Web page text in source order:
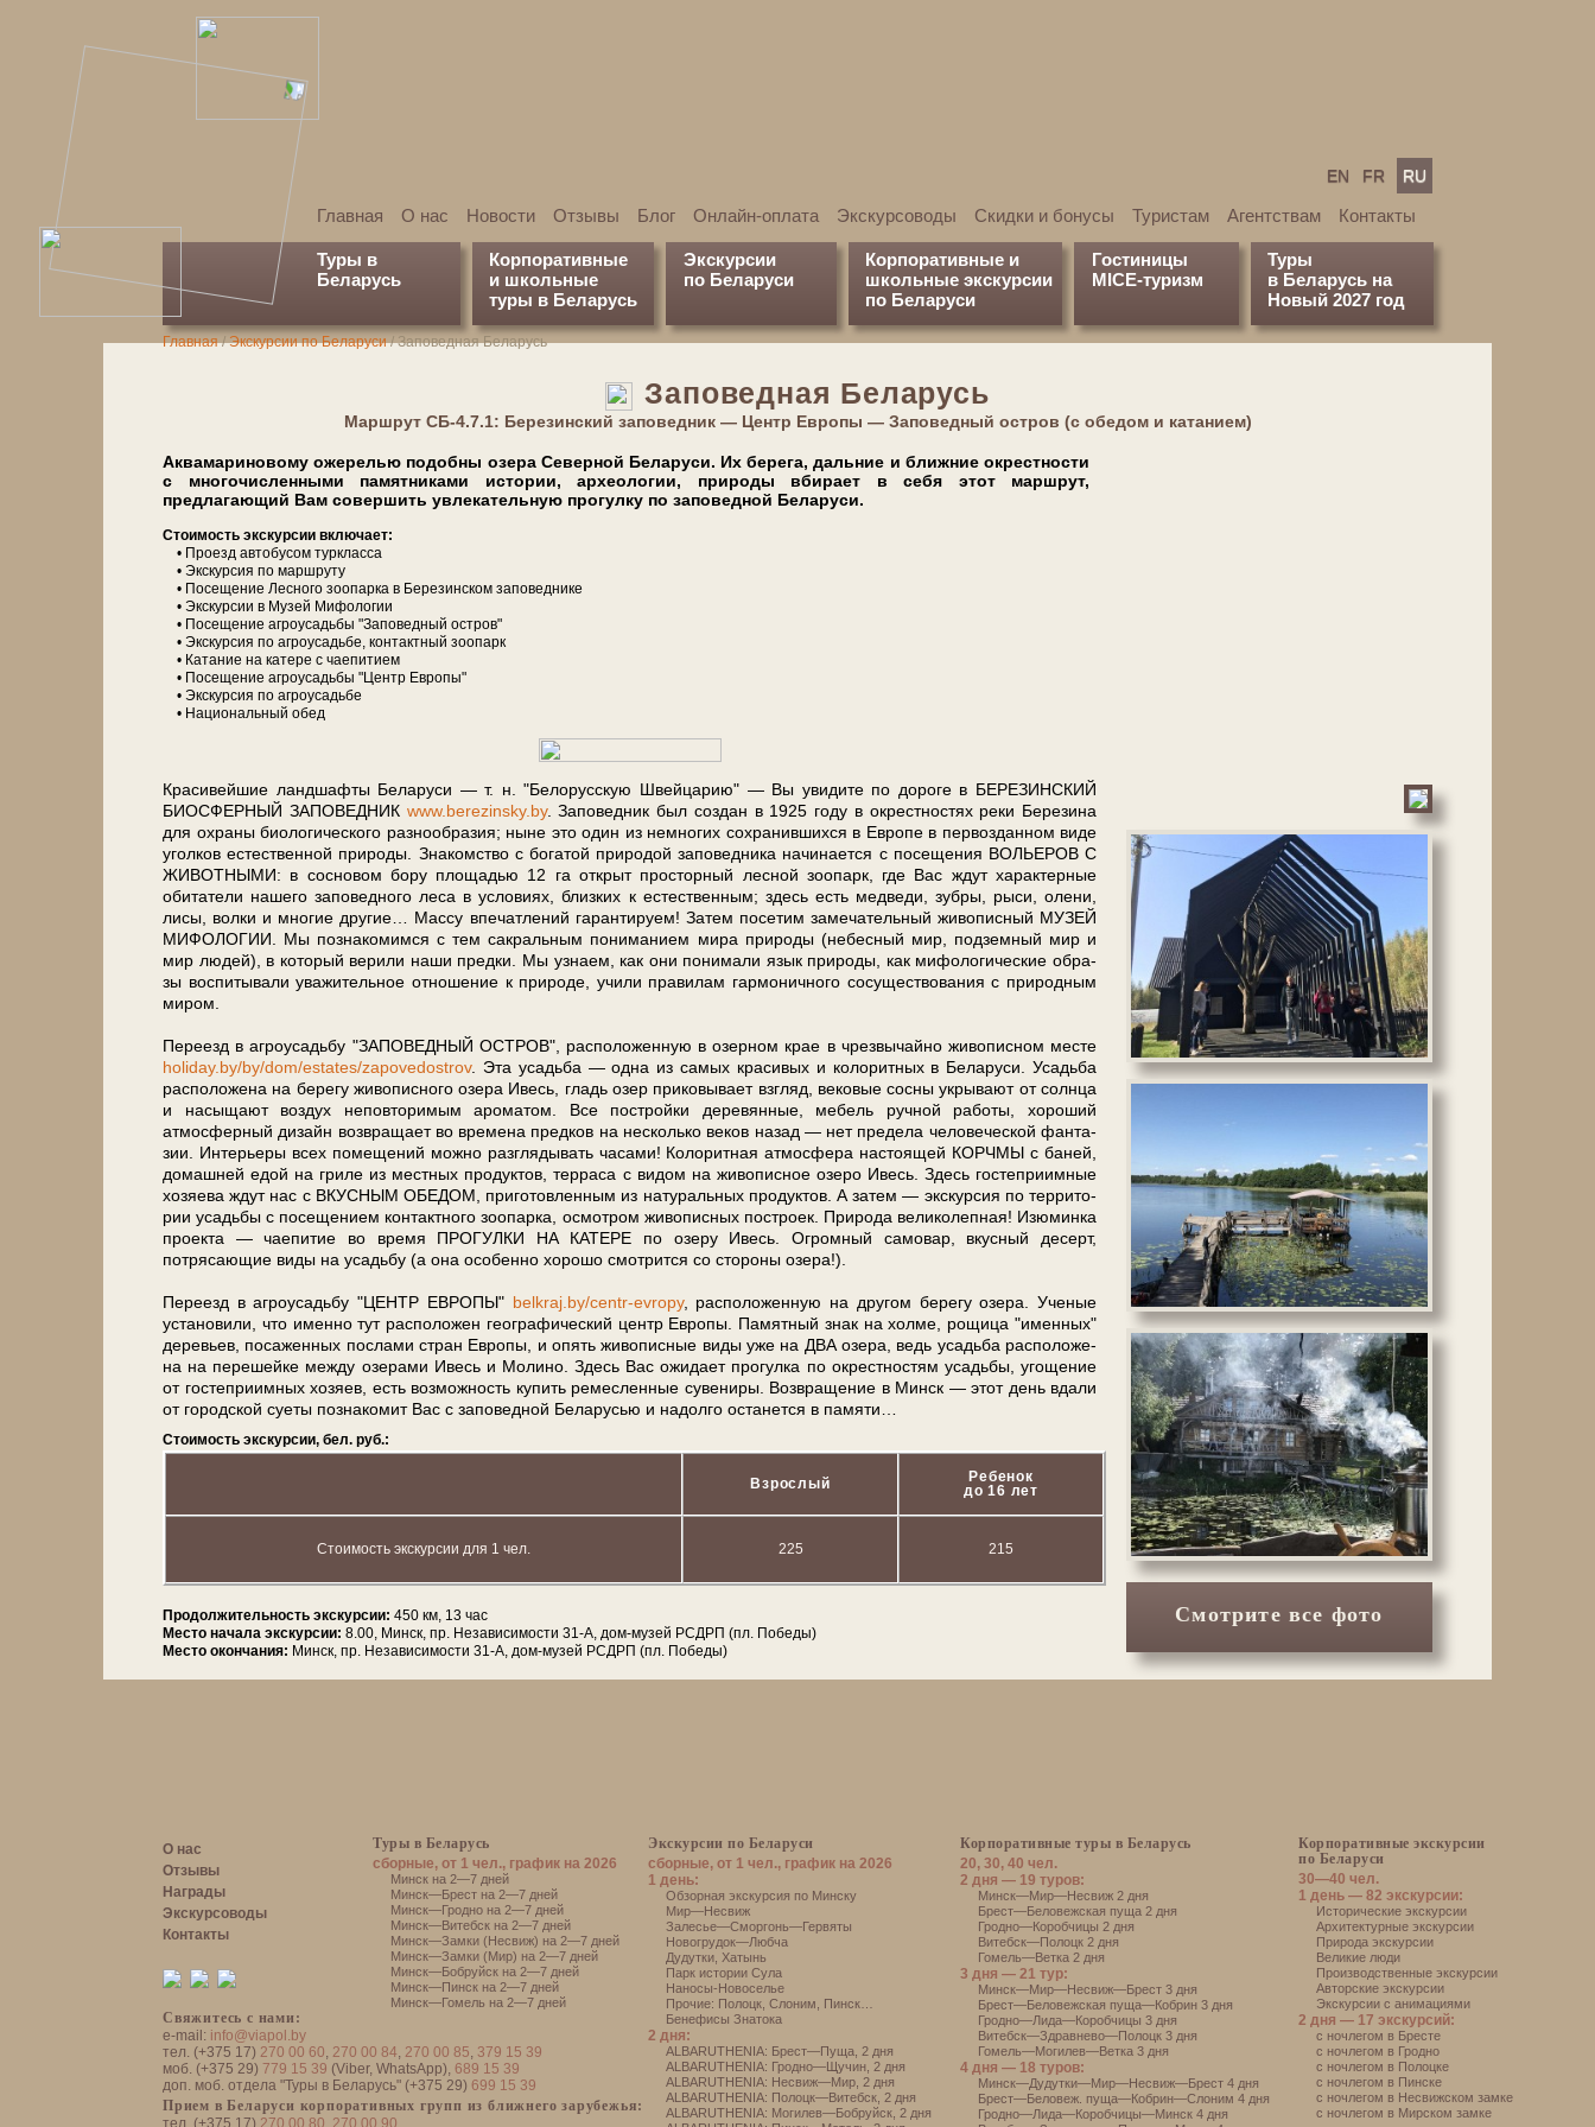
EN FR RU
Главная О нас Новости Отзывы Блог Онлайн-оплата Экскурсоводы Скидки и бонусы Туристам Агентствам Контакты
Туры в
Беларусь
Корпоративные
и школьные
туры в Беларусь
Экскурсии
по Беларуси
Корпоративные и
школьные экскурсии
по Беларуси
Гостиницы
MICE-туризм
Туры
в Беларусь на
Новый 2027 год
Главная/Экскурсии по Беларуси/Заповедная Беларусь
Заповедная Беларусь
Марш­рут СБ-4.7.1: Березинский заповедник — Центр Европы — Заповедный остров (с обедом и катанием)
Аквамариновому ожерелью по­доб­ны озе­ра Се­вер­ной Бе­ла­ру­си. Их бе­ре­га, дальние и ближние окрестности
с мно­го­чис­лен­ны­ми па­мят­ни­ка­ми ис­то­рии, ар­хео­ло­гии, при­ро­ды вбирает в се­бя этот маршрут,
предлагающий Вам со­вер­шить увлекательную прогулку по за­по­вед­ной Бе­ла­ру­си.
Сто­и­мость экс­кур­сии вклю­ча­ет:
• Проезд ав­то­бу­сом турк­лас­са
• Экс­кур­сия по марш­ру­ту
• По­се­ще­ние Лесного зоопарка в Бе­ре­зин­ском за­по­вед­ни­ке
• Экскурсии в Музей Мифологии
• По­се­ще­ние агроусадьбы "За­по­вед­ный ост­ров"
• Экс­кур­сия по аг­ро­усадь­бе, контактный зоопарк
• Ка­та­ние на катере с чаепитием
• По­се­ще­ние агроусадьбы "Центр Ев­ро­пы"
• Экс­кур­сия по аг­ро­усадь­бе
• На­ци­о­наль­ный обед
Красивейшие ланд­шаф­ты Бе­ла­ру­си — т. н. "Белорусскую Швей­ца­рию" — Вы уви­ди­те по до­ро­ге в БЕРЕЗИНСКИЙ
БИОСФЕРНЫЙ ЗАПОВЕДНИК www.berezinsky.by. Заповедник был со­здан в 1925 го­ду в окрест­но­стях ре­ки Бе­ре­зи­на
для охра­ны био­ло­ги­че­ско­го раз­но­об­ра­зия; ны­не это один из не­мно­гих со­хра­нив­ших­ся в Ев­ро­пе в пер­во­здан­ном ви­де
угол­ков есте­ствен­ной при­ро­ды. Зна­ком­ство с бо­га­той при­ро­дой за­по­вед­ни­ка на­чи­на­ет­ся с по­се­ще­ния ВОЛЬЕРОВ С
ЖИВОТНЫМИ: в сосновом бору пло­ща­дью 12 га от­крыт просторный лес­ной зоопарк, где Вас ждут ха­рак­тер­ные
обитатели на­ше­го за­по­вед­но­го ле­са в усло­ви­ях, близ­ких к естественным; здесь есть медведи, зуб­ры, рыси, оле­ни,
лисы, волки и мно­гие дру­гие… Массу впечатлений гарантируем! За­тем по­се­тим за­ме­ча­тель­ный жи­во­пис­ный МУЗЕЙ
МИФОЛОГИИ. Мы познакомимся с тем сакральным пониманием ми­ра при­ро­ды (небесный мир, подземный мир и
мир лю­дей), в ко­то­рый верили на­ши пред­ки. Мы узна­ем, как они понимали язык при­ро­ды, как ми­фо­ло­ги­че­ские об­ра­
зы воспитывали уважительное отношение к при­ро­де, учили правилам гар­мо­нич­но­го сосуществования с при­род­ным
ми­ром.
Пе­ре­езд в аг­ро­усадь­бу "ЗАПОВЕДНЫЙ ОСТРОВ", рас­по­ло­жен­ную в озерном крае в чрез­вы­чай­но жи­во­пис­ном ме­сте
holiday.by/by/dom/estates/zapovedostrov. Эта усадь­ба — од­на из са­мых кра­си­вых и ко­ло­рит­ных в Бе­ла­ру­си. Усадьба
рас­по­ло­же­на на бе­ре­гу жи­во­пис­но­го озе­ра Ивесь, гладь озер приковывает взгляд, вековые сосны укрывают от солн­ца
и насыщают воз­дух неповторимым ароматом. Все постройки деревянные, ме­бель руч­ной ра­бо­ты, хороший
атмосферный дизайн воз­вра­ща­ет во вре­ме­на пред­ков на не­сколь­ко ве­ков на­зад — нет предела человеческой фан­та­
зии. Интерьеры всех по­ме­ще­ний мож­но разглядывать ча­са­ми! Колоритная ат­мо­сфе­ра настоящей КОРЧМЫ с баней,
до­маш­ней едой на гриле из ­мест­ных продуктов, терраса с ви­дом на жи­во­пис­ное озе­ро Ивесь. Здесь гостеприимные
хо­зя­е­ва ждут нас с ВКУСНЫМ ОБЕДОМ, приготовленным из натуральных продуктов. А затем — экскурсия по тер­ри­то­
рии усадь­бы с по­се­ще­ни­ем контактного зоопарка, осмот­ром жи­во­пис­ных по­стро­ек. Природа ве­ли­ко­леп­ная! Изюминка
про­ек­та — чаепитие во вре­мя ПРОГУЛКИ НА КАТЕРЕ по озе­ру Ивесь. Огромный самовар, вкус­ный де­серт,
потрясающие ви­ды на усадь­бу (а она осо­бен­но хо­ро­шо смотрится со сто­ро­ны озе­ра!).
Пе­ре­езд в аг­ро­усадь­бу "ЦЕНТР ЕВРОПЫ" belkraj.by/centr-evropy, рас­по­ло­жен­ную на дру­гом бе­ре­гу озе­ра. Ученые
установили, что имен­но тут рас­по­ло­жен географический центр Ев­ро­пы. Памятный знак на холме, рощица "именных"
де­ре­вьев, посаженных по­сла­ми стран Ев­ро­пы, и опять жи­во­пис­ные ви­ды уже на ДВА озе­ра, ведь усадь­ба рас­по­ло­же­
на на перешейке меж­ду озе­ра­ми Ивесь и Молино. Здесь Вас ожи­да­ет про­гул­ка по окрестностям усадь­бы, уго­ще­ние
от го­сте­при­им­ных хозяев, есть воз­мож­ность ку­пить ремесленные су­ве­ни­ры. Воз­вра­ще­ние в Минск — этот день вда­ли
от го­род­ской су­е­ты по­зна­ко­мит Вас с за­по­вед­ной Бе­ла­русью и надолго останется в па­мя­ти…
Стоимость экскурсии, бел. руб.:
Взрослый
Ребенок
до 16 лет
Стоимость экскурсии для 1 чел. 225 215
Продолжительность экскурсии: 450 км, 13 час
Место начала экскурсии: 8.00, Минск, пр. Независимости 31-А, дом-музей РСДРП (пл. Победы)
Место окончания: Минск, пр. Независимости 31-А, дом-музей РСДРП (пл. Победы)
Смотрите все фото
О нас
Отзывы
Награды
Экскурсоводы
Контакты
Свяжитесь с нами:
e-mail: info@viapol.by
тел. (+375 17) 270 00 60, 270 00 84, 270 00 85, 379 15 39
моб. (+375 29) 779 15 39 (Viber, WhatsApp), 689 15 39
доп. моб. отдела "Туры в Беларусь" (+375 29) 699 15 39
Прием в Беларуси корпоративных групп из ближнего зарубежья:
тел. (+375 17) 270 00 80 270 00 90
Туры в Беларусь
сборные, от 1 чел., график на 2026
Минск на 2—7 дней
Минск—Брест на 2—7 дней
Минск—Гродно на 2—7 дней
Минск—Витебск на 2—7 дней
Минск—Замки (Несвиж) на 2—7 дней
Минск—Замки (Мир) на 2—7 дней
Минск—Бобруйск на 2—7 дней
Минск—Пинск на 2—7 дней
Минск—Гомель на 2—7 дней
Экскурсии по Беларуси
сборные, от 1 чел., график на 2026
1 день:
Обзорная экскурсия по Минску
Мир—Несвиж
Залесье—Сморгонь—Гервяты
Новогрудок—Любча
Дудутки Хатынь
Парк истории Сула
Наносы-Новоселье
Прочие: Полоцк Слоним Пинск
Бенефисы Знатока
2 дня:
АLBARUTHENIA: Брест—Пуща, 2 дня
АLBARUTHENIA: Гродно—Щучин, 2 дня
АLBARUTHENIA: Несвиж—Мир, 2 дня
АLBARUTHENIA: Полоцк—Витебск, 2 дня
АLBARUTHENIA: Могилев—Бобруйск, 2 дня
Корпоративные туры в Беларусь
20, 30, 40 чел.
2 дня — 19 туров:
Минск—Мир—Несвиж 2 дня
Брест—Беловежская пуща 2 дня
Гродно—Коробчицы 2 дня
Витебск—Полоцк 2 дня
Гомель—Ветка 2 дня
3 дня — 21 тур:
Минск—Мир—Несвиж—Брест 3 дня
Брест—Беловежская пуща—Кобрин 3 дня
Гродно—Лида—Коробчицы 3 дня
Витебск—Здравнево—Полоцк 3 дня
Гомель—Могилев—Ветка 3 дня
4 дня — 18 туров:
Минск—Дудутки—Мир—Несвиж—Брест 4 дня
Брест—Беловеж. пуща—Кобрин—Слоним 4 дня
Гродно—Лида—Коробчицы—Минск 4 дня
Корпоративные экскурсии
по Беларуси
30—40 чел.
1 день — 82 экскурсии:
Исторические экскурсии
Архитектурные экскурсии
Природа экскурсии
Великие люди
Производственные экскурсии
Авторские экскурсии
Экскурсии с анимациями
2 дня — 17 экскурсий:
с ночлегом в Бресте
с ночлегом в Гродно
с ночлегом в Полоцке
с ночлегом в Пинске
с ночлегом в Несвижском замке
с ночлегом в Мирском замке